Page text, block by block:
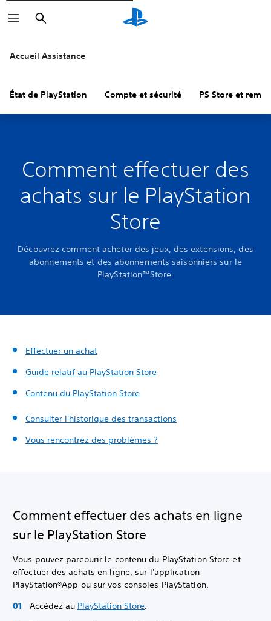
Rechercher
Accueil Assistance
État de PlayStation Compte et sécurité PS Store et
Comment effectuer des
achats sur le PlayStation
Store
Découvrez comment acheter des jeux, des extensions, des
abonnements et des abonnements saisonniers sur le
PlayStation™Store.
Effectuer un achat
Guide relatif au PlayStation Store
Contenu du PlayStation Store
Consulter l'historique des transactions
Vous rencontrez des problèmes ?
Comment effectuer des achats en ligne
sur le PlayStation Store
Vous pouvez parcourir le contenu du PlayStation Store et
effectuer des achats en ligne, sur l'application
PlayStation®App ou sur vos consoles PlayStation.
Accédez au PlayStation Store.